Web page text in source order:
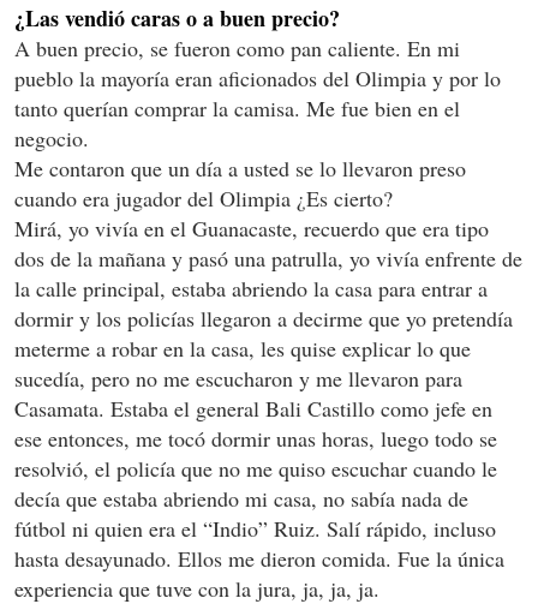
¿Las vendió caras o a buen precio?
A buen precio, se fueron como pan caliente. En mi
pueblo la mayoría eran aficionados del Olimpia y por lo
tanto querían comprar la camisa. Me fue bien en el
negocio.
Me contaron que un día a usted se lo llevaron preso
cuando era jugador del Olimpia ¿Es cierto?
Mirá, yo vivía en el Guanacaste, recuerdo que era tipo
dos de la mañana y pasó una patrulla, yo vivía enfrente de
la calle principal, estaba abriendo la casa para entrar a
dormir y los policías llegaron a decirme que yo pretendía
meterme a robar en la casa, les quise explicar lo que
sucedía, pero no me escucharon y me llevaron para
Casamata. Estaba el general Bali Castillo como jefe en
ese entonces, me tocó dormir unas horas, luego todo se
resolvió, el policía que no me quiso escuchar cuando le
decía que estaba abriendo mi casa, no sabía nada de
fútbol ni quien era el “Indio” Ruiz. Salí rápido, incluso
hasta desayunado. Ellos me dieron comida. Fue la única
experiencia que tuve con la jura, ja, ja, ja.